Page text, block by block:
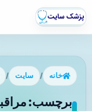
خانه / سایت /